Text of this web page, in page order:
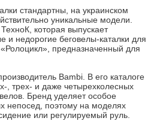
стандартны, на украинском
уникальные модели.
которая выпускает
и недорогие беговелы-каталки для
предназначенный для
Bambi. В его каталоге
, трех- и даже четырехколесных
Бренд уделяет особое
непосед, поэтому на моделях
или регулируемый руль.